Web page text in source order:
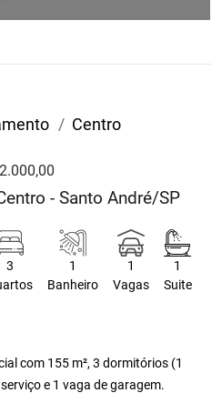
Centro
- Santo André/SP
3
1
Banheiro
1
Vagas
1
Suite
com 155 m², 3 dormitórios (1
e 1 vaga de garagem.